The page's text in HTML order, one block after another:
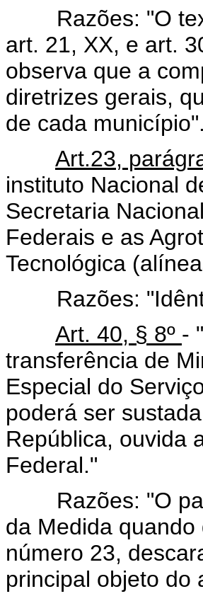
Razões: "O
art. 21, XX, e art.
observa que a
diretrizes gerais,
de cada município".
Art.23,
instituto Nacional
Secretaria
Federais e as
Tecnológica
Razões:
Art. 40, § 8º -
transferência de
Especial do
poderá ser
República, ouvida
Federal."
Razões: "O
da Medida
número 23,
principal objeto do